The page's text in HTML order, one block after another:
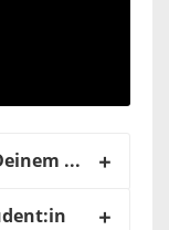
Einstiegsmöglichkeiten nach Deinem Schulabschluss